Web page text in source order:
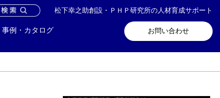
松下幸之助創設・ＰＨＰ研究所の人材育成サポート
お問い合わせ
事例・カタログ
い合わせ メールマガジン登録